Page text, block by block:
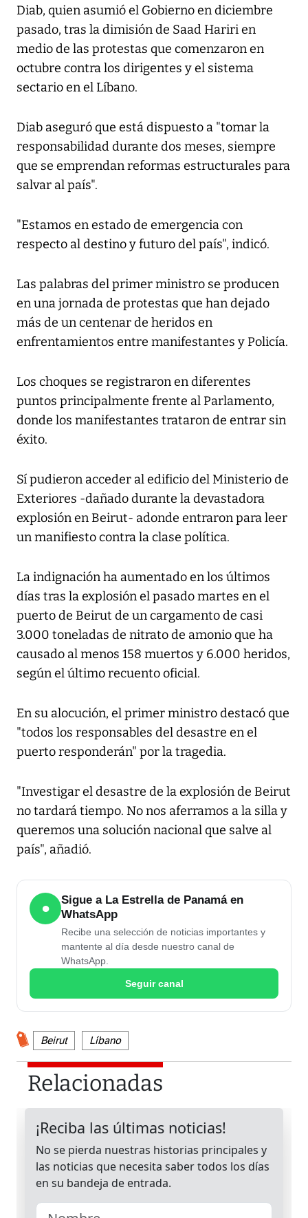
Diab, quien asumió el Gobierno en diciembre
pasado, tras la dimisión de Saad Hariri en
medio de las protestas que comenzaron en
octubre contra los dirigentes y el sistema
sectario en el Líbano.
Diab aseguró que está dispuesto a "tomar la
responsabilidad durante dos meses, siempre
que se emprendan reformas estructurales para
salvar al país".
"Estamos en estado de emergencia con
respecto al destino y futuro del país", indicó.
Las palabras del primer ministro se producen
en una jornada de protestas que han dejado
más de un centenar de heridos en
enfrentamientos entre manifestantes y Policía.
Los choques se registraron en diferentes
puntos principalmente frente al Parlamento,
donde los manifestantes trataron de entrar sin
éxito.
Sí pudieron acceder al edificio del Ministerio de
Exteriores -dañado durante la devastadora
explosión en Beirut- adonde entraron para leer
un manifiesto contra la clase política.
La indignación ha aumentado en los últimos
días tras la explosión el pasado martes en el
puerto de Beirut de un cargamento de casi
3.000 toneladas de nitrato de amonio que ha
causado al menos 158 muertos y 6.000 heridos,
según el último recuento oficial.
En su alocución, el primer ministro destacó que
"todos los responsables del desastre en el
puerto responderán" por la tragedia.
"Investigar el desastre de la explosión de Beirut
no tardará tiempo. No nos aferramos a la silla y
queremos una solución nacional que salve al
país", añadió.
●
Sigue a La Estrella de Panamá en
WhatsApp
Recibe una selección de noticias importantes y
mantente al día desde nuestro canal de
WhatsApp.
Seguir canal
Beirut Líbano
Relacionadas